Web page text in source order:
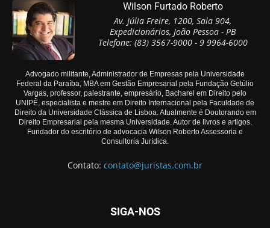
Wilson Furtado Roberto
Av. Júlia Freire, 1200, Sala 904,
Expedicionários, João Pessoa - PB
Telefone: (83) 3567-9000 - 9 9964-6000
Advogado militante, Administrador de Empresas pela Universidade
Federal da Paraíba, MBA em Gestão Empresarial pela Fundação Getúlio
Vargas, professor, palestrante, empresário, Bacharel em Direito pelo
UNIPÊ, especialista e mestre em Direito Internacional pela Faculdade de
Direito da Universidade Clássica de Lisboa. Atualmente é Doutorando em
Direito Empresarial pela mesma Universidade. Autor de livros e artigos.
Fundador do escritório de advocacia Wilson Roberto Assessoria e
Consultoria Jurídica.
Contato: contato@juristas.com.br
SIGA-NOS